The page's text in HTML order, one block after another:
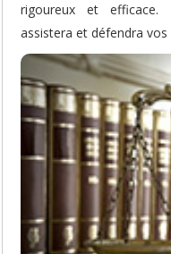
rigoureux et efficace.
assistera et défendra